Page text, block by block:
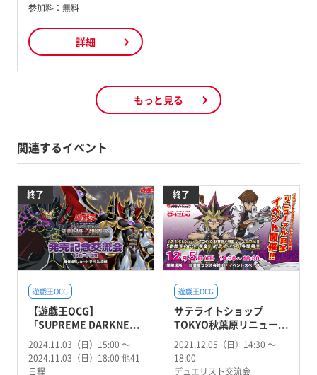
参加料： 無料
詳細
もっと見る
関連するイベント
終了
遊戯王OCG
【遊戯王OCG】
「SUPREME DARKNE...
2024.11.03（日）15:00 〜
2024.11.03（日）18:00 他41
日程
終了
遊戯王OCG
サテライトショップ
TOKYO秋葉原リニュー...
2021.12.05（日）14:30 〜
18:00
デュエリスト交流会